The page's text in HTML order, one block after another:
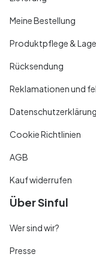
Meine Bestellung
Produktpflege &
Rücksendung
Reklamationen und
Datenschutzerklärung
Cookie Richtlinien
AGB
Kauf widerrufen
Über Sinful
Wer sind wir?
Presse